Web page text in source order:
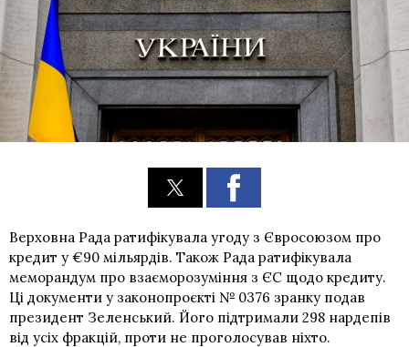
Верховна Рада ратифікувала угоду з Євросоюзом про
кредит у €90 мільярдів. Також Рада ратифікувала
меморандум про взаєморозуміння з ЄС щодо кредиту.
Ці документи у законопроєкті № 0376 зранку подав
президент Зеленський. Його підтримали 298 нардепів
від усіх фракцій, проти не проголосував ніхто.